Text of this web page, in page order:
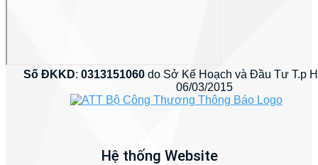
Số ĐKKD:0313151060 do Sở Kế Hoạch và Đầu Tư T.p
06/03/2015
Hệ thống Website